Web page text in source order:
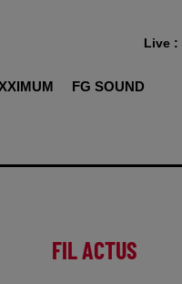
FG SOUND
Live :
FIL ACTUS